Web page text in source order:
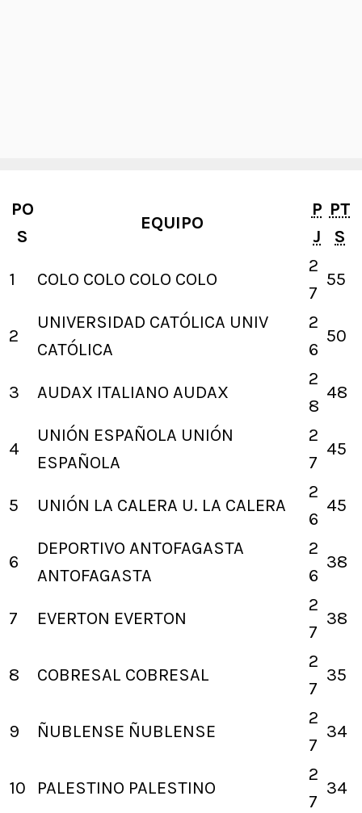
PO
S
EQUIPO
P
J
PT
S
1 COLO COLO COLO COLO
2
7
55
2
UNIVERSIDAD CATÓLICA UNIV
CATÓLICA
2
6
50
3 AUDAX ITALIANO AUDAX
2
8
48
4
UNIÓN ESPAÑOLA UNIÓN
ESPAÑOLA
2
7
45
5 UNIÓN LA CALERA U. LA CALERA
2
6
45
6
DEPORTIVO ANTOFAGASTA
ANTOFAGASTA
2
6
38
7 EVERTON EVERTON
2
7
38
8 COBRESAL COBRESAL
2
7
35
9 ÑUBLENSE ÑUBLENSE
2
7
34
10 PALESTINO PALESTINO
2
7
34